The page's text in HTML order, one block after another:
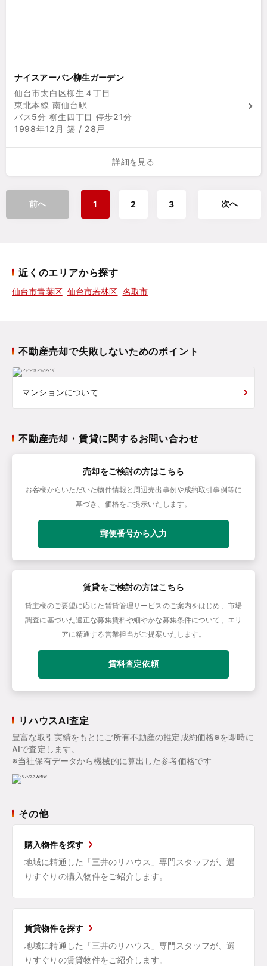
ナイスアーバン柳生ガーデン
仙台市太白区柳生４丁目
東北本線 南仙台駅
バス5分 柳生四丁目 停歩21分
1998年12月 築 / 28戸
詳細を見る
前へ 1 2 3 次へ
近くのエリアから探す
仙台市青葉区 仙台市若林区 名取市
不動産売却で失敗しないためのポイント
マンションについて
不動産売却・賃貸に関するお問い合わせ
売却をご検討の方はこちら
お客様からいただいた物件情報と周辺売出事例や成約取引事例等に
基づき、価格をご提示いたします。
郵便番号から入力
賃貸をご検討の方はこちら
貸主様のご要望に応じた賃貸管理サービスのご案内をはじめ、市場
調査に基づいた適正な募集賃料や細やかな募集条件について、エリ
アに精通する営業担当がご提案いたします。
賃料査定依頼
リハウスAI査定
豊富な取引実績をもとにご所有不動産の推定成約価格※を即時に
AIで査定します。
※当社保有データから機械的に算出した参考価格です
その他
購入物件を探す
地域に精通した「三井のリハウス」専門スタッフが、選
りすぐりの購入物件をご紹介します。
賃貸物件を探す
地域に精通した「三井のリハウス」専門スタッフが、選
りすぐりの賃貸物件をご紹介します。